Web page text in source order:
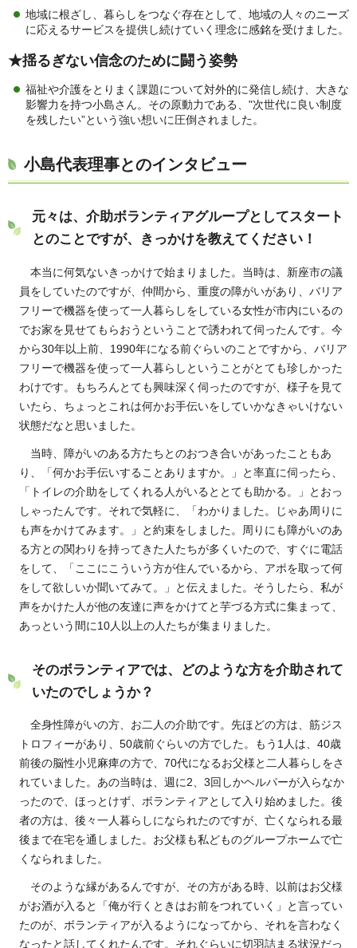
地域に根ざし、暮らしをつなぐ存在として、地域の人々のニーズ
に応えるサービスを提供し続けていく理念に感銘を受けました。
★揺るぎない信念のために闘う姿勢
福祉や介護をとりまく課題について対外的に発信し続け、大きな
影響力を持つ小島さん。その原動力である、"次世代に良い制度
を残したい”という強い想いに圧倒されました。
小島代表理事とのインタビュー
元々は、介助ボランティアグループとしてスタート
とのことですが、きっかけを教えてください！
本当に何気ないきっかけで始まりました。当時は、新座市の議
員をしていたのですが、仲間から、重度の障がいがあり、バリア
フリーで機器を使って一人暮らしをしている女性が市内にいるの
でお家を見せてもらおうということで誘われて伺ったんです。今
から30年以上前、1990年になる前ぐらいのことですから、バリア
フリーで機器を使って一人暮らしということがとても珍しかった
わけです。もちろんとても興味深く伺ったのですが、様子を見て
いたら、ちょっとこれは何かお手伝いをしていかなきゃいけない
状態だなと思いました。
当時、障がいのある方たちとのおつき合いがあったこともあ
り、「何かお手伝いすることありますか。」と率直に伺ったら、
「トイレの介助をしてくれる人がいるととても助かる。」とおっ
しゃったんです。それで気軽に、「わかりました。じゃあ周りに
も声をかけてみます。」と約束をしました。周りにも障がいのあ
る方との関わりを持ってきた人たちが多くいたので、すぐに電話
をして、「ここにこういう方が住んでいるから、アポを取って何
をして欲しいか聞いてみて。」と伝えました。そうしたら、私が
声をかけた人が他の友達に声をかけてと芋づる方式に集まって、
あっという間に10人以上の人たちが集まりました。
そのボランティアでは、どのような方を介助されて
いたのでしょうか？
全身性障がいの方、お二人の介助です。先ほどの方は、筋ジス
トロフィーがあり、50歳前ぐらいの方でした。もう1人は、40歳
前後の脳性小児麻痺の方で、70代になるお父様と二人暮らしをさ
れていました。あの当時は、週に2、3回しかヘルパーが入らなか
ったので、ほっとけず、ボランティアとして入り始めました。後
者の方は、後々一人暮らしになられたのですが、亡くなられる最
後まで在宅を通しました。お父様も私どものグループホームで亡
くなられました。
そのような縁があるんですが、その方がある時、以前はお父様
がお酒が入ると「俺が行くときはお前をつれていく」と言ってい
たのが、ボランティアが入るようになってから、それを言わなく
なったと話してくれたんです。それぐらいに切羽詰まる状況だっ